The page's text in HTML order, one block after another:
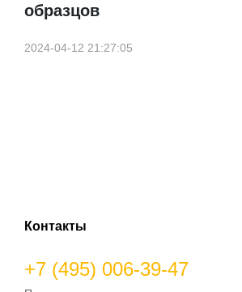
образцов
2024-04-12 21:27:05
Контакты
+7 (495) 006-39-47